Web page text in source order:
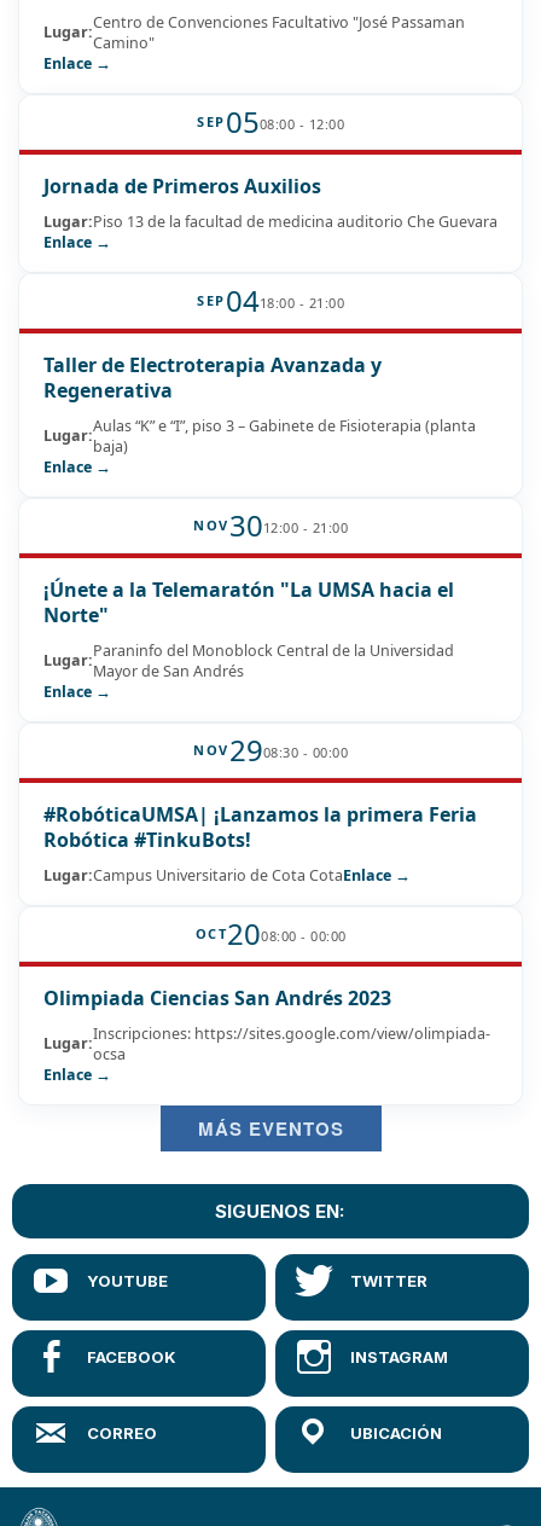
Lugar:Centro de Convenciones Facultativo "José Passaman
Camino"
Enlace →
SEP 0508:00 - 12:00
Jornada de Primeros Auxilios
Lugar:Piso 13 de la facultad de medicina auditorio Che Guevara
Enlace →
SEP 0418:00 - 21:00
Taller de Electroterapia Avanzada y
Regenerativa
Lugar:Aulas “K” e “I”, piso 3 – Gabinete de Fisioterapia (planta
baja)
Enlace →
NOV 3012:00 - 21:00
¡Únete a la Telemaratón "La UMSA hacia el
Norte"
Lugar:Paraninfo del Monoblock Central de la Universidad
Mayor de San Andrés
Enlace →
NOV 2908:30 - 00:00
#RobóticaUMSA| ¡Lanzamos la primera Feria
Robótica #TinkuBots!
Lugar:Campus Universitario de Cota CotaEnlace →
OCT2008:00 - 00:00
Olimpiada Ciencias San Andrés 2023
Lugar:Inscripciones: https://sites.google.com/view/olimpiada-
ocsa
Enlace →
MÁS EVENTOS
SIGUENOS EN: